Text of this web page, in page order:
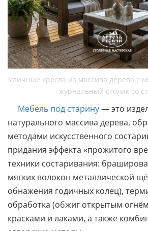
Уличные кресла из массива дерева с
журнальный столик со
Мебель под старину— это
натурального массива дерева,
методами искусственного
придания эффекта «прожитого
техники состаривания:
мягких волокон металлической
обнажения годичных колец),
обработка (обжиг открытым
красками и лаками, а также